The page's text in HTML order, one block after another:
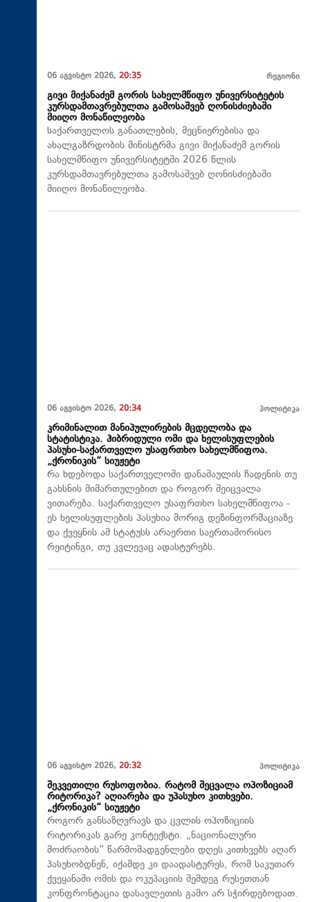
06 აგვისტო 2026, 20:35 რეგიონი
გივი მიქანაძემ გორის სახელმწიფო უნივერსიტეტის
კურსდამთავრებულთა გამოსაშვებ ღონისძიებაში
მიიღო მონაწილეობა
საქართველოს განათლების, მეცნიერებისა და
ახალგაზრდობის მინისტრმა გივი მიქანაძემ გორის
სახელმწიფო უნივერსიტეტში 2026 წლის
კურსდამთავრებულთა გამოსაშვებ ღონისძიებაში
მიიღო მონაწილეობა.
06 აგვისტო 2026, 20:34 პოლიტიკა
კრიმინალით მანიპულირების მცდელობა და
სტატისტიკა. ჰიბრიდული ომი და ხელისუფლების
პასუხი-საქართველო უსაფრთხო სახელმწიფოა.
„ქრონიკის“ სიუჟეტი
რა ხდებოდა საქართველოში დანაშაულის ჩადენის თუ
გახსნის მიმართულებით და როგორ შეიცვალა
ვითარება. საქართველო უსაფრთხო სახელმწიფოა -
ეს ხელისუფლების პასუხია მორიგ დეზინფორმაციაზე
და ქვეყნის ამ სტატუსს არაერთი საერთაშორისო
რეიტინგი, თუ კვლევაც ადასტურებს.
06 აგვისტო 2026, 20:32 პოლიტიკა
შეკვეთილი რუსოფობია. რატომ შეცვალა ოპოზიციამ
რიტორიკა? აღიარება და უპასუხო კითხვები.
„ქრონიკის“ სიუჟეტი
როგორ განსაზღვრავს და ცვლის ოპოზიციის
რიტორიკას გარე კონტექსტი. „ნაციონალური
მოძრაობის“ წარმომადგენლები დღეს კითხვებს აღარ
პასუხობდნენ, იქამდე კი დაადასტურეს, რომ საკუთარ
ქვეყანაში ომის და ოკუპაციის შემდეგ რუსეთთან
კონფრონტაცია დასავლეთის გამო არ სჭირდებოდათ.